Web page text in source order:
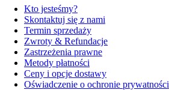
Kto jesteśmy?
Skontaktuj się z nami
Termin sprzedaży
Zwroty & Refundacje
Zastrzeżenia prawne
Metody płatności
Ceny i opcje dostawy
Oświadczenie o ochronie prywatności